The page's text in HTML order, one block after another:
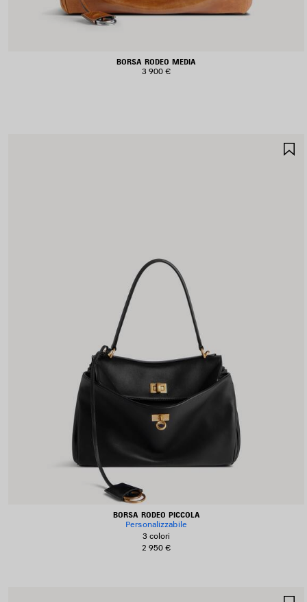
BORSA RODEO MEDIA
3 900 €
BORSA RODEO PICCOLA
Personalizzabile
3 colori
2 950 €